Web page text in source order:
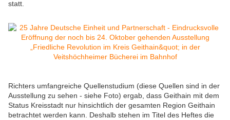
statt.
Richters umfangreiche Quellenstudium (diese Quellen sind in der
Ausstellung zu sehen - siehe Foto) ergab, dass Geithain mit dem
Status Kreisstadt nur hinsichtlich der gesamten Region Geithain
betrachtet werden kann. Deshalb stehen im Titel des Heftes die